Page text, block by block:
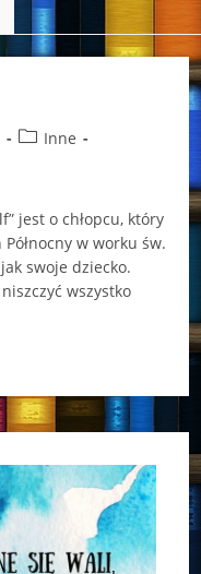
PostInne
jest o chłopcu, który
w worku św.
swoje dziecko.
wszystko